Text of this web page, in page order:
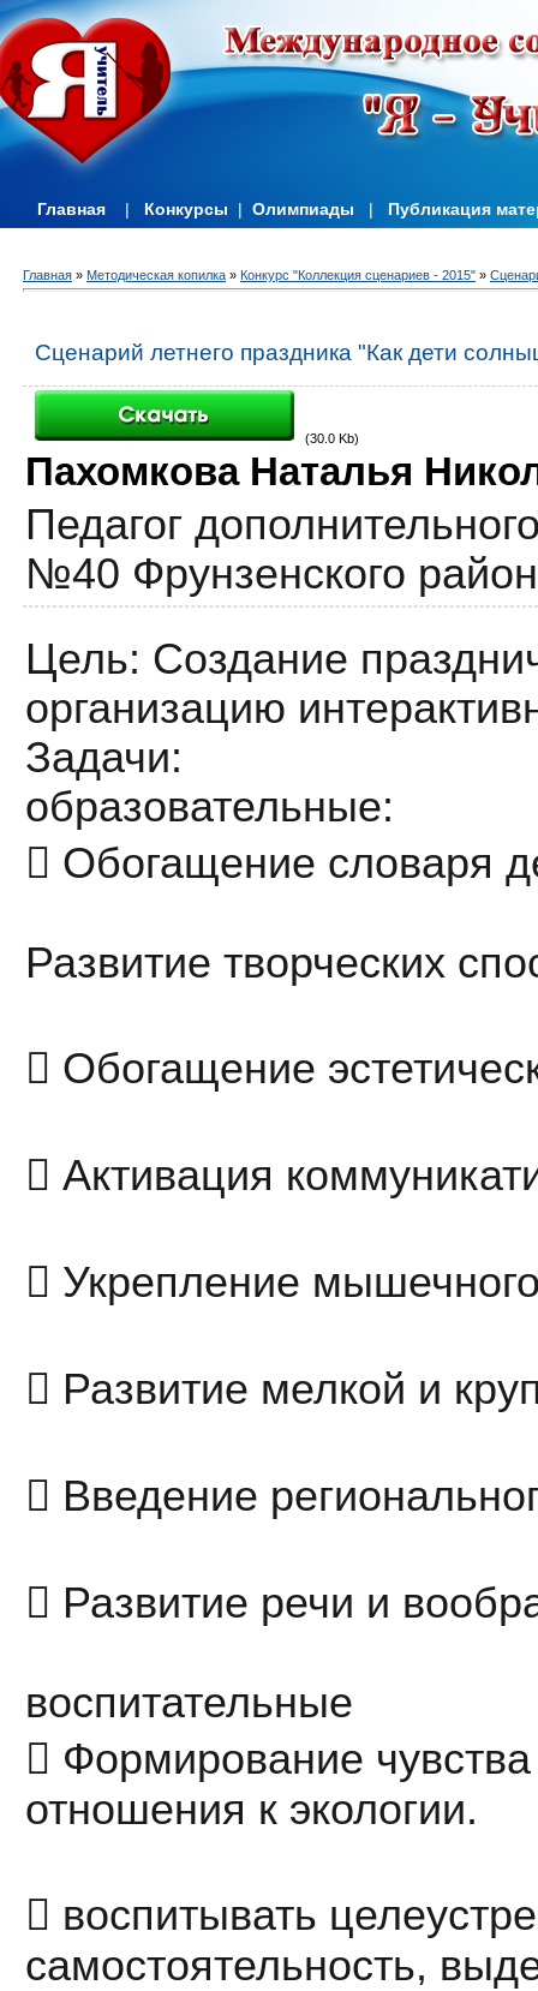
Главная | Конкурсы | Олимпиады | Публикация
Главная » Методическая копилка » Конкурс "Коллекция сценариев - 2015" »
Сценарий летнего праздника "Как дети
(30.0 Kb)
Пахомкова Наталья
Педагог
№40 Фрунзенского
Цель: Создание
организацию
Задачи:
образовательные:
 Обогащение словаря
Развитие творческих
 Обогащение
 Активация
 Укрепление
 Развитие мелкой и
 Введение
 Развитие речи и
воспитательные
 Формирование
отношения к экологии.
 воспитывать
самостоятельность,